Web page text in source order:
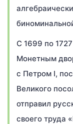
С 1699 по
Монетным
с Петром I,
Великого
отправил
своего труда